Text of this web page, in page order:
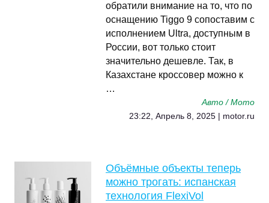
обратили внимание на то, что по
оснащению Tiggo 9 сопоставим с
исполнением Ultra, доступным в
России, вот только стоит
значительно дешевле. Так, в
Казахстане кроссовер можно к
…
Авто / Мото
23:22, Апрель 8, 2025 | motor.ru
Объёмные объекты теперь
можно трогать: испанская
технология FlexiVol